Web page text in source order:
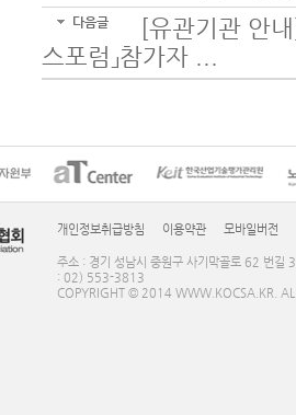
다음글
[유관기관 안
스포럼」참가자 ...
개인정보취급방침 이용약관 모바일버전
주소 : 경기 성남시 중원구 사기막골로 62 번
: 02) 553-3813
COPYRIGHT © 2014 WWW.KOCSA.KR.